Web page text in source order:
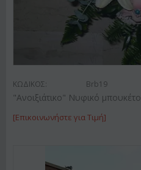
ΚΩΔΙΚΟΣ: Brb19
"Ανοιξιάτικο" Νυφικό μπουκέτο
[Επικοινωνήστε για Τιμή]